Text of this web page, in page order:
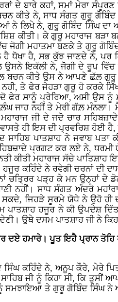
ਦੇ ਬਾਰੇ ਕਹਾਂ, ਸਮਾਂ ਮੇਰਾ
ਕੀਤੇ ਨੇ, ਸਾਧ ਸੰਗਤ ਗੁਰੂ
ਨੇ ਲਿਖੇ ਨੇ, ਗੁਰੂ ਗੋਬਿੰਦ ਸਿੰਘ
ਕੀਤੀ। ਕੇ ਗੁਰੂ ਮਹਾਰਾਜ
ਮਹਾਤਮਾ ਬਣਕੇ ਤੇ ਗੁਰੂ ਗੋਬਿੰਦ
ਹੈ ਧੋਖਾ ਹੈ, ਸਭ ਕੁੱਝ ਜਾਣਦੇ ਨੇ,
ਉਸਨੇ ਇਕੱਲੀ ਨੇ, ਜੋਗੀ ਦੇ ਰੂਪ
ਬਚਨ ਕੀਤੇ ਉਸ ਨੇ ਆਪਣੇ ਛੱਲ਼ ਗੁਰੂ
ਨਹੀ, ਤੇ ਫੇਰ ਜੇਹੜਾ ਗੁਰੂ ਹੋ ਕਰਕੇ
ਫੇਰ ਸਾਨੂੰ ਪ੍ਰੇਰਿਆ, ਅਸੀ ਉਸ ਨੂੰ
ਜਾਹ ਨਹੀਂ ਤੇ ਮੇਰੀ ਗੱਲ਼
ਮਹਾਰਾਜ ਜੀ ਦੇ ਜਦੋ ਚਾਰ
ਹੀ ਇਸ ਦੀ ਪ੍ਰਵਰਿਸ਼ ਹੋਈ
ਸਾਹਿਬ ਪਾਤਸ਼ਾਹ ਨੇ ਜਵਾਬ
ਪ੍ਰਗਟ ਕਰ ਲਏ ਨੇ,
ਕੀਤੀ ਮਹਾਰਾਜ ਸੱਚੇ
ਹਜੂਰ ਕਹਿੰਦੇ ਨੇ ਰਵੇਗੀ ਚਰਨਾਂ ਦੀ
ਚਤ੍ਰਿਰ ਪੜ੍ਹ ਕੇ ਮਨ ਉਨ੍ਹਾਂ ਦੇ
ਨਹੀਂ। ਸਾਧ ਸੰਗਤ ਅੰਦਰੋ
ਸਕਦੇ, ਜਿਹੜੇ ਸੂਰਮੇ ਯੋਧੇ ਨੇ ਉਹੋ ਹੀ
ਹਜੂਰ ਨੇ ਕੀ ਉਪਦੇਸ਼
ਉਥੇ ਦਸਮ ਪਾਤਸ਼ਾਹ ਜੀ ਨੇ
ਦਏ ਹਮਾਰੇ। ਪੂਤ ਇਹੈ ਪ੍ਰਾਨ ਤੋਹਿ
ਕਹਿੰਦੇ ਨੇ, ਅਨੂਪ ਕੌਰੇ, ਮੇਰੇ
ਜੀ ਨੂੰ ਕਿਹਾ ਸੀ, ਕਿ ਤੁਸੀਂ
ਸਮਝਾਇਆ ਤੇ ਗੁਰੂ ਗੋਬਿੰਦ ਸਿੰਘ ਨੇ